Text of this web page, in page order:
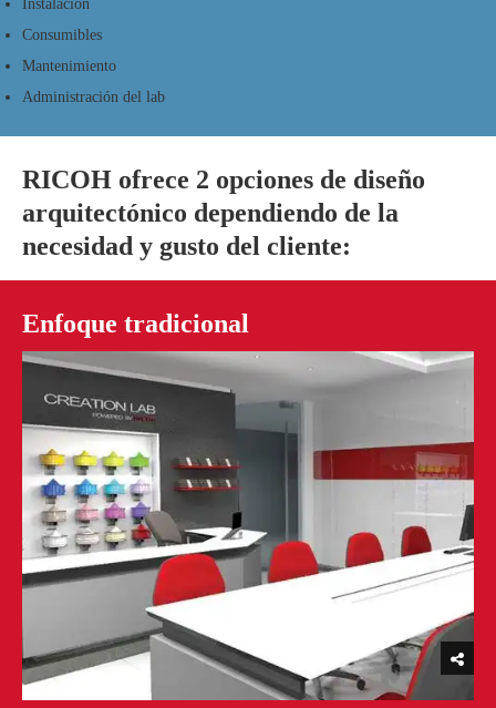
Instalación
Consumibles
Mantenimiento
Administración del lab
RICOH ofrece 2 opciones de diseño
arquitectónico dependiendo de la
necesidad y gusto del cliente:
Enfoque tradicional